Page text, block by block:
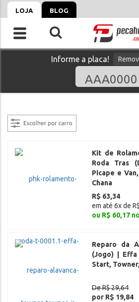
LOJA BLOG
Informe a placa!
Kit de
Roda Tras
Picape e
Chana
R$ 63,34
em até 6x de
ou R$ 60,17
Reparo da
(Jogo) |
Start,
De R$ 29,64
por R$ 19,84